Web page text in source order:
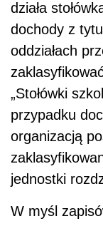
działa
dochody z
oddziałach
„Stołówki
przypadku
organizacją
jednostki
W myśl